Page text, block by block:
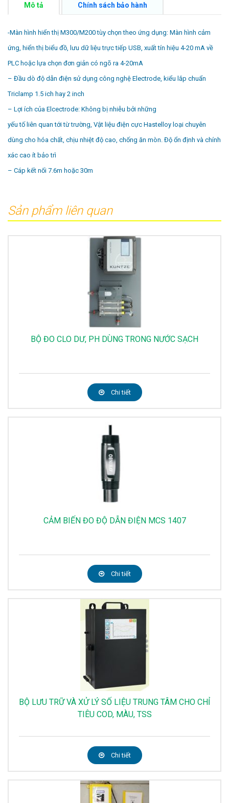
Mô tả Chính sách bảo hành
-Màn hình hiển thị M300/M200 tùy chọn theo ứng dụng: Màn hình cảm
ứng, hiển thị biểu đồ, lưu dữ liệu trực tiếp USB, xuất tín hiệu 4-20 mA về
PLC hoặc lựa chọn đơn giản có ngõ ra 4-20mA
– Đầu dò độ dẫn điện sử dụng công nghệ Electrode, kiểu lắp chuẩn
Triclamp 1.5 ich hay 2 inch
– Lợi ích của Elcectrode: Không bị nhiễu bởi những
yếu tố liên quan tới từ trường, Vật liệu điện cực Hastelloy loại chuyên
dùng cho hóa chất, chịu nhiệt độ cao, chống ăn mòn. Độ ổn định và chính
xác cao ít bảo trì
– Cáp kết nối 7.6m hoặc 30m
Sản phẩm liên quan
BỘ ĐO CLO DƯ, PH DÙNG TRONG NƯỚC SẠCH
Chi tiết
CẢM BIẾN ĐO ĐỘ DẪN ĐIỆN MCS 1407
Chi tiết
BỘ LƯU TRỮ VÀ XỬ LÝ SỐ LIỆU TRUNG TÂM CHO CHỈ
TIÊU COD, MÀU, TSS
Chi tiết